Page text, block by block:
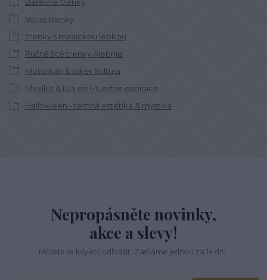
Barevné trenky
Volné trenky
Trenky s mexickou lebkou
Ručně šité trenky Alebrije
Motorkáři & biker kultura
Mexiko & Día de Muertos inspirace
Halloween - temná estetika & mystika
Nepropásněte novinky,
akce a slevy!
Můžete se kdykoli odhlásit. Zasíláme jednou za 14 dní.